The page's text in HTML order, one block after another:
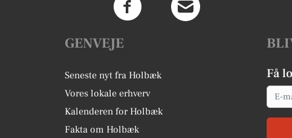
GENVEJE
Seneste nyt fra Holbæk
Vores lokale erhverv
Kalenderen for Holbæk
Fakta om Holbæk
Få
Email